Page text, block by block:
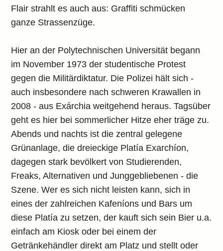
Flair strahlt es auch aus: Graffiti schmücken
ganze Strassenzüge.
Hier an der Polytechnischen Universität begann
im November 1973 der studentische Protest
gegen die Militärdiktatur. Die Polizei hält sich -
auch insbesondere nach schweren Krawallen in
2008 - aus Exárchia weitgehend heraus. Tagsüber
geht es hier bei sommerlicher Hitze eher träge zu.
Abends und nachts ist die zentral gelegene
Grünanlage, die dreieckige Platía Exarchíon,
dagegen stark bevölkert von Studierenden,
Freaks, Alternativen und Junggebliebenen - die
Szene. Wer es sich nicht leisten kann, sich in
eines der zahlreichen Kafeníons und Bars um
diese Platía zu setzen, der kauft sich sein Bier u.a.
einfach am Kiosk oder bei einem der
Getränkehändler direkt am Platz und stellt oder